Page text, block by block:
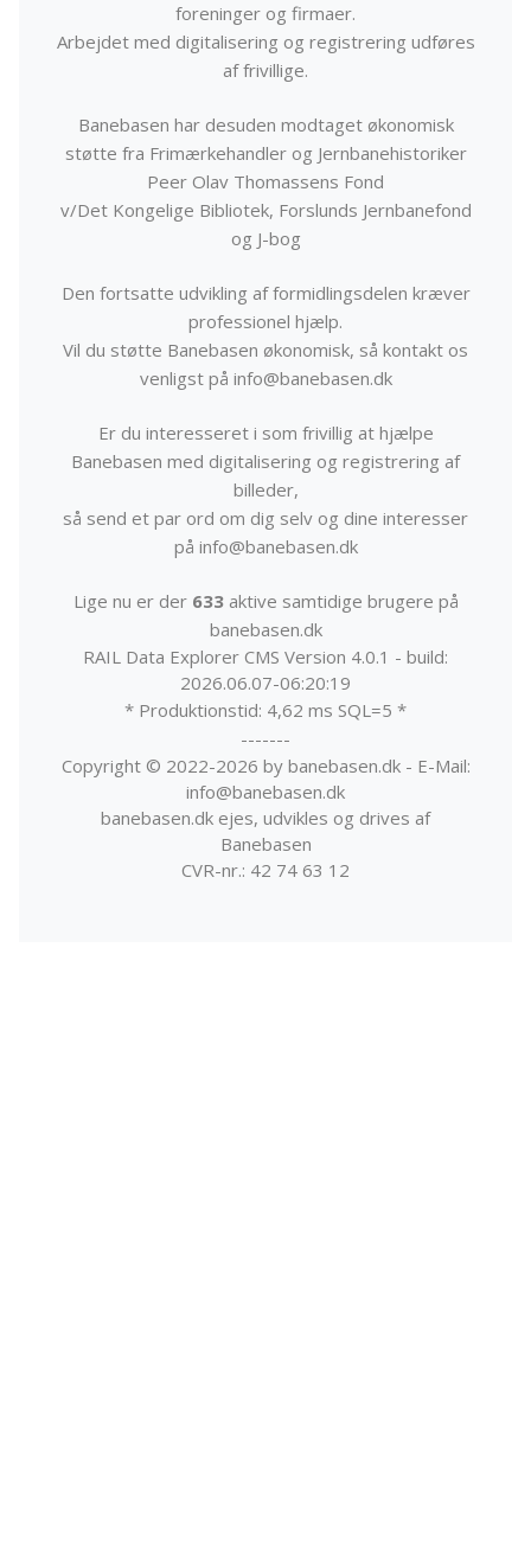
foreninger og firmaer.
Arbejdet med digitalisering og registrering udføres
af frivillige.
Banebasen har desuden modtaget økonomisk
støtte fra Frimærkehandler og Jernbanehistoriker
Peer Olav Thomassens Fond
v/Det Kongelige Bibliotek, Forslunds Jernbanefond
og J-bog
Den fortsatte udvikling af formidlingsdelen kræver
professionel hjælp.
Vil du støtte Banebasen økonomisk, så kontakt os
venligst på info@banebasen.dk
Er du interesseret i som frivillig at hjælpe
Banebasen med digitalisering og registrering af
billeder,
så send et par ord om dig selv og dine interesser
på info@banebasen.dk
Lige nu er der 633aktive samtidige brugere på
banebasen.dk
RAIL Data Explorer CMS Version 4.0.1 - build:
2026.06.07-06:20:19
* Produktionstid: 4,62 ms SQL=5 *
-------
Copyright © 2022-2026 by banebasen.dk - E-Mail:
info@banebasen.dk
banebasen.dk ejes, udvikles og drives af
Banebasen
CVR-nr.: 42 74 63 12